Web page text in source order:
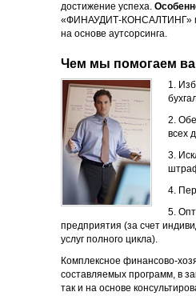
достижение успеха.
«ФИНАУДИТ-КОНСАЛТИНГ»
на основе аутсорсинга.
Чем мы помогаем
1.
2.
всех
3.
4.
5.
предприятия (за счет
услуг полного цикла).
Комплексное финансово-
составляемых программ, в
так и на основе